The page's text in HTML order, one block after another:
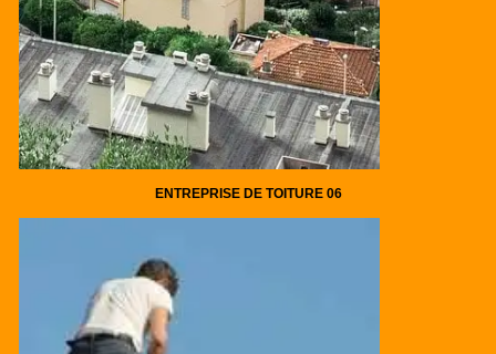
ENTREPRISE DE TOITURE 06